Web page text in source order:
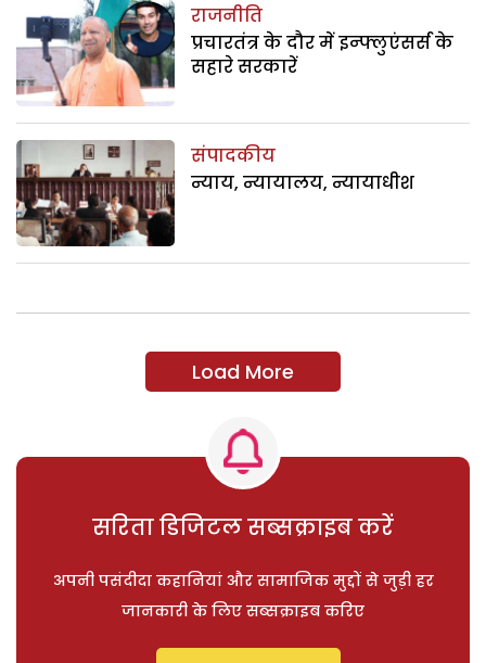
राजनीति
प्रचारतंत्र के दौर में इन्फ्लुएंसर्स के
सहारे सरकारें
संपादकीय
न्याय, न्यायालय, न्यायाधीश
Load More
सरिता डिजिटल सब्सक्राइब करें
अपनी पसंदीदा कहानियां और सामाजिक मुद्दों से जुड़ी हर
जानकारी के लिए सब्सक्राइब करिए